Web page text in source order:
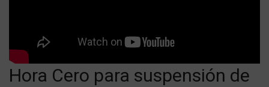
Hora Cero para suspensión de